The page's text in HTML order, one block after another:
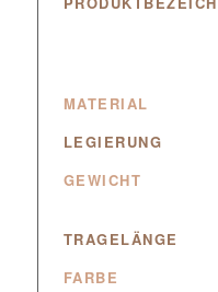
MATERIAL
LEGIERUNG
GEWICHT
TRAGELÄNGE
FARBE